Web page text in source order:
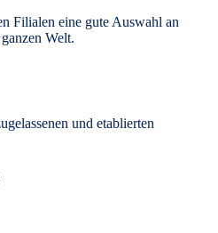
Filialen eine gute Auswahl an
Welt.
und etablierten